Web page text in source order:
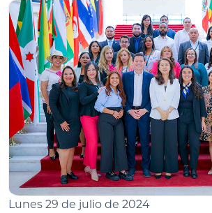
Lunes 29 de julio de 2024